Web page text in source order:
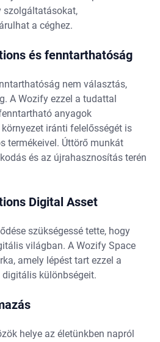
szolgáltatásokat,
a céghez.
és fenntarthatóság
nem választás,
A Wozify ezzel a tudattal
anyagok
iránti felelősségét is
termékeivel. Úttörő munkát
és az újrahasznosítás terén
Digital Asset
szükségessé tette, hogy
világban. A Wozify Space
amely lépést tart ezzel a
különbségeit.
helye az életünkben napról